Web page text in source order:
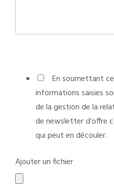
En soumettant
informations saisies
de la gestion de la
de newsletter d’offre
qui peut en découler.
Ajouter un fichier